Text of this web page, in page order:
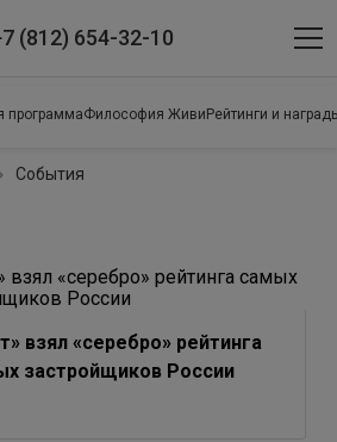
(812) 654-32-10
программаФилософия Живи Рейтинги и
События
взял «серебро» рейтинга
застройщиков России